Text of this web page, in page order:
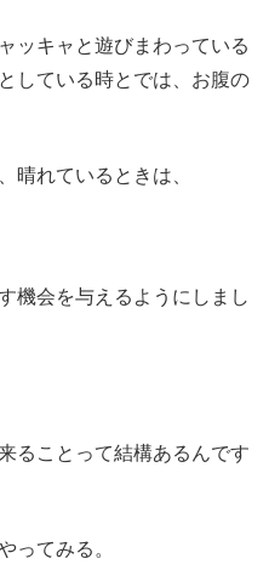
ッキャと遊びまわっている
している時とでは、お腹の
晴れているときは、
機会を与えるようにしまし
ることって結構あるんです
ってみる。